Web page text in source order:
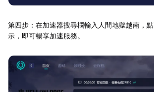
第四步：在加速器搜尋欄輸入人間地獄越南，
示，即可暢享加速服務。